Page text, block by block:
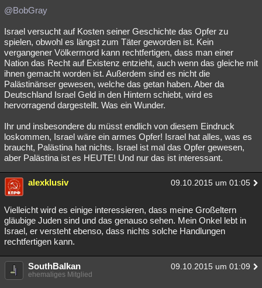
@BobGray
Israel versucht auf Kosten seiner Geschichte das Opfer zu
spielen, obwohl es längst zum Täter geworden ist. Kein
vergangener Völkermord kann rechtfertigen, dass man einer
Nation das Recht auf Existenz entzieht, auch wenn das gleiche mit
ihnen gemacht worden ist. Außerdem sind es nicht die
Palästinänser gewesen, welche das getan haben. Aber da
Deutschland Israel Geld in den Hintern schiebt, wird es
hervorragend dargestellt. Was ein Wunder.
Ihr und insbesondere du müsst endlich von diesem Eindruck
loskommen, Israel wäre ein armes Opfer! Israel hat alles, was es
braucht, Palästina hat nichts. Israel ist mal das Opfer gewesen,
aber Palästina ist es HEUTE! Und nur das ist interessant.
alexklusiv 09.10.2015 um 01:05
Vielleicht wird es einige interessieren, dass meine Großeltern
gläubige Juden sind und das genauso sehen. Mein Onkel lebt in
Israel, er versteht ebenso, dass nichts solche Handlungen
rechtfertigen kann.
SouthBalkan 09.10.2015 um 01:09
ehemaliges Mitglied